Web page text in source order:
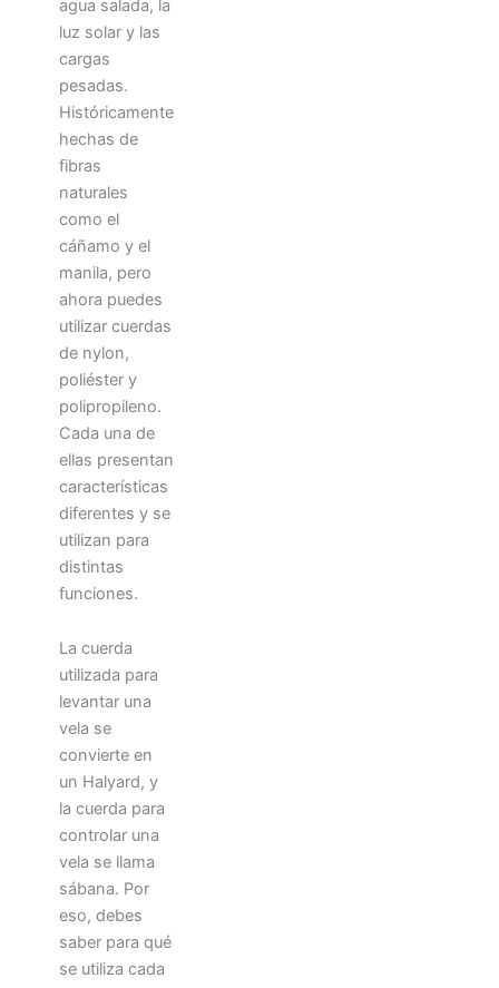
agua salada, la
luz solar y las
cargas
pesadas.
Históricamente
hechas de
fibras
naturales
como el
cáñamo y el
manila, pero
ahora puedes
utilizar cuerdas
de nylon,
poliéster y
polipropileno.
Cada una de
ellas presentan
características
diferentes y se
utilizan para
distintas
funciones.
La cuerda
utilizada para
levantar una
vela se
convierte en
un Halyard, y
la cuerda para
controlar una
vela se llama
sábana. Por
eso, debes
saber para qué
se utiliza cada